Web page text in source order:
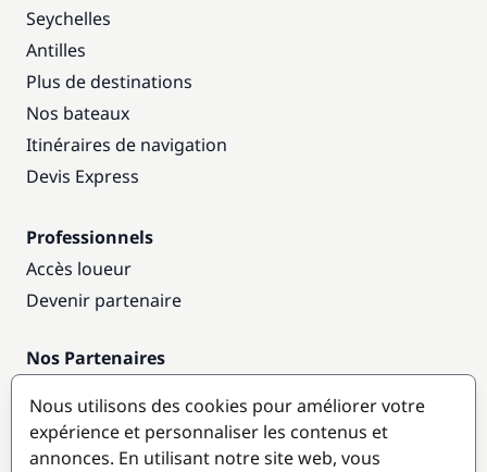
Seychelles
Antilles
Plus de destinations
Nos bateaux
Itinéraires de navigation
Devis Express
Professionnels
Accès loueur
Devenir partenaire
Nos Partenaires
Destinations populaires
Nous utilisons des cookies pour améliorer votre
expérience et personnaliser les contenus et
annonces. En utilisant notre site web, vous